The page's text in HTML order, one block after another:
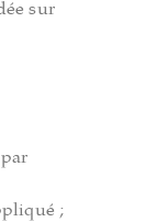
sur
;